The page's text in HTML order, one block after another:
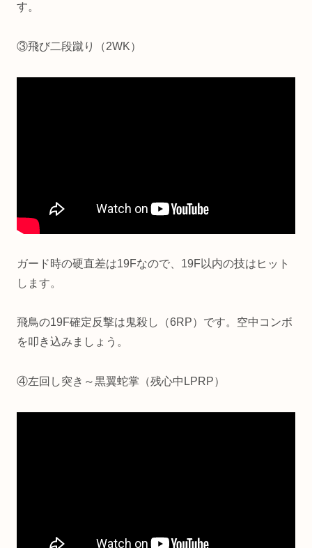
す。
③飛び二段蹴り（2WK）
ガード時の硬直差は19Fなので、19F以内の技はヒット
します。
飛鳥の19F確定反撃は鬼殺し（6RP）です。空中コンボ
を叩き込みましょう。
④左回し突き～黒翼蛇掌（残心中LPRP）